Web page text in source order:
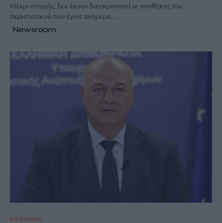
Μέχρι στιγμής, δεν έχουν διευκρινιστεί οι συνθήκες του
περιστατικού που έγινε ανήμερα…
Newsroom
ΚΟΙΝΩΝΙΑ